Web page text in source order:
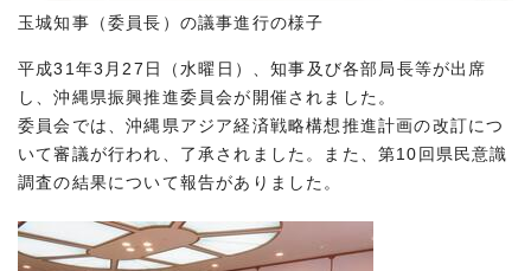
玉城知事（委員長）の議事進行の様子
平成31年3月27日（水曜日）、知事及び各部局長等が出席
し、沖縄県振興推進委員会が開催されました。
委員会では、沖縄県アジア経済戦略構想推進計画の改訂につ
いて審議が行われ、了承されました。また、第10回県民意識
調査の結果について報告がありました。